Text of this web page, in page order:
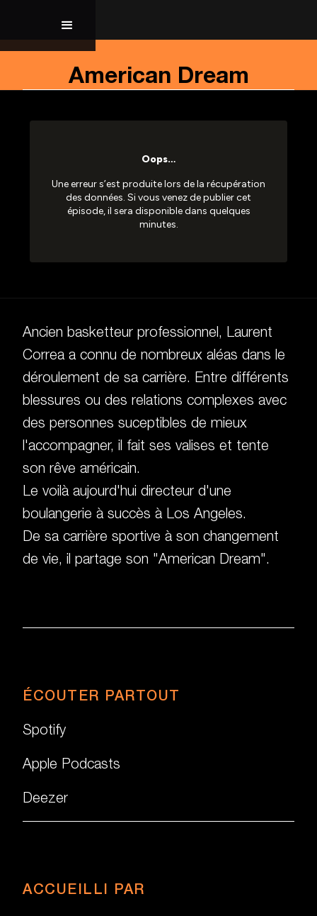
American Dream
Ancien basketteur professionnel, Laurent
Correa a connu de nombreux aléas dans le
déroulement de sa carrière. Entre différents
blessures ou des relations complexes avec
des personnes suceptibles de mieux
l'accompagner, il fait ses valises et tente
son rêve américain.
Le voilà aujourd'hui directeur d'une
boulangerie à succès à Los Angeles.
De sa carrière sportive à son changement
de vie, il partage son "American Dream".
ÉCOUTER PARTOUT
Spotify
Apple Podcasts
Deezer
ACCUEILLI PAR